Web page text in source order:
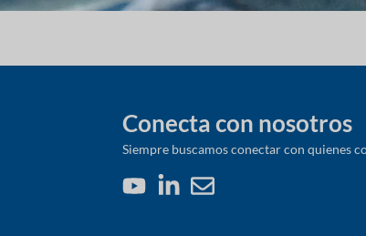
Conecta con nosotros
Siempre buscamos conectar con quienes